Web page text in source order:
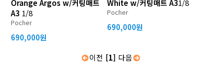
Orange Argos w/커팅매트
A3 1/8
Pocher
690,000원
White w/커팅매트 A31/8
Pocher
690,000원
이전 [1] 다음